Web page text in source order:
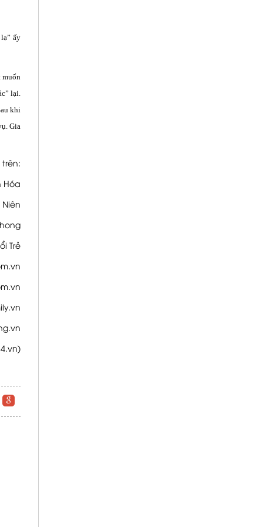
ấy
muốn
lại.
khi
Gia
Hóa
Niên
Trẻ